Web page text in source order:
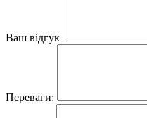
Ваш відгук
Переваги: